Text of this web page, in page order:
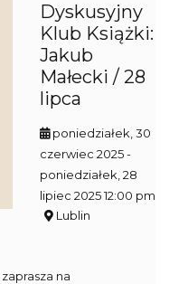
Dyskusyjny
Klub Książki:
Jakub
Małecki / 28
lipca
poniedziałek, 30
czerwiec 2025-
poniedziałek, 28
lipiec 2025 12:00 pm
Lublin
zaprasza na